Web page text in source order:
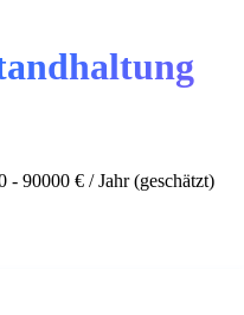
- 90000 € / Jahr (geschätzt)